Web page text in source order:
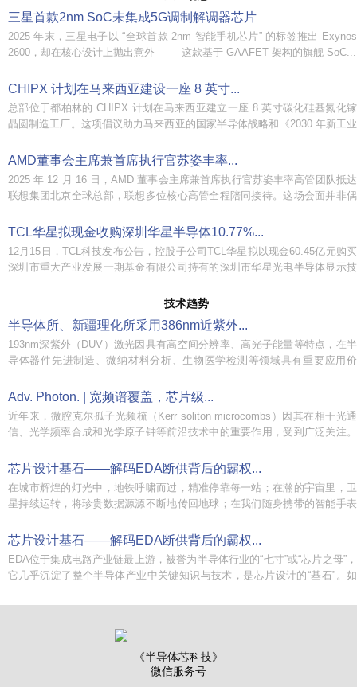
三星首款2nm SoC未集成5G调制解调器芯片
2025 年末，三星电子以 “全球首款 2nm 智能手机芯片” 的标签推出 Exynos
2600，却在核心设计上抛出意外 —— 这款基于 GAAFET 架构的旗舰 SoC...
CHIPX 计划在马来西亚建设一座 8 英寸...
总部位于都柏林的 CHIPX 计划在马来西亚建立一座 8 英寸碳化硅基氮化镓
晶圆制造工厂。这项倡议助力马来西亚的国家半导体战略和《2030 年新工业
AMD董事会主席兼首席执行官苏姿丰率...
2025 年 12 月 16 日，AMD 董事会主席兼首席执行官苏姿丰率高管团队抵达
联想集团北京全球总部，联想多位核心高管全程陪同接待。这场会面并非偶
TCL华星拟现金收购深圳华星半导体10.77%...
12月15日，TCL科技发布公告，控股子公司TCL华星拟以现金60.45亿元购买
深圳市重大产业发展一期基金有限公司持有的深圳市华星光电半导体显示技
技术趋势
半导体所、新疆理化所采用386nm近紫外...
193nm深紫外（DUV）激光因具有高空间分辨率、高光子能量等特点，在半
导体器件先进制造、微纳材料分析、生物医学检测等领域具有重要应用价
Adv. Photon. | 宽频谱覆盖，芯片级...
近年来，微腔克尔孤子光频梳（Kerr soliton microcombs）因其在相干光通
信、光学频率合成和光学原子钟等前沿技术中的重要作用，受到广泛关注。
芯片设计基石——解码EDA断供背后的霸权...
在城市辉煌的灯光中，地铁呼啸而过，精准停靠每一站；在瀚的宇宙里，卫
星持续运转，将珍贵数据源源不断地传回地球；在我们随身携带的智能手表
芯片设计基石——解码EDA断供背后的霸权...
EDA位于集成电路产业链最上游，被誉为半导体行业的“七寸”或“芯片之母”，
它几乎沉淀了整个半导体产业中关键知识与技术，是芯片设计的“基石”。如
《半导体芯科技》
微信服务号